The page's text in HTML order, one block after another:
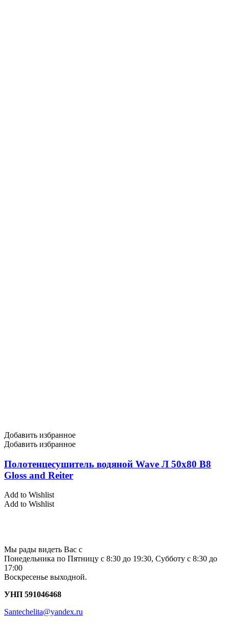
Добавить избранное
Добавить избранное
Полотенцесушитель водяной Wave Л 50х80 В8
Gloss and Reiter
Add to Wishlist
Add to Wishlist
Мы рады видеть Вас с
Понедельника по Пятницу с 8:30 до 19:30, Субботу с 8:30 до
17:00
Воскресенье выходной.
УНП 591046468
Santechelita@yandex.ru